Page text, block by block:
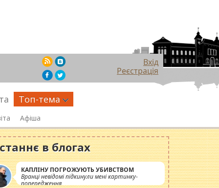
Вхід
Реєстрація
Топ-тема
Афіша
в блогах
КАПЛІНУ ПОГРОЖУЮТЬ УБИВСТВОМ
Вранці невідомі підкинули мені картинку-
попередження